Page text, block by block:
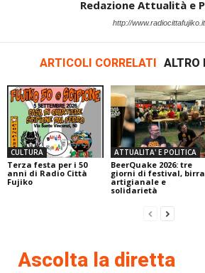
Redazione Attualità e
http://www.radiocittafujiko.it
ARTICOLI CORRELATI ALTRO
CULTURA
Terza festa per i 50
anni di Radio Città
Fujiko
ATTUALITA' E POLITICA
BeerQuake 2026: tre
giorni di festival, birra
artigianale e
solidarietà
Ascolta la diretta